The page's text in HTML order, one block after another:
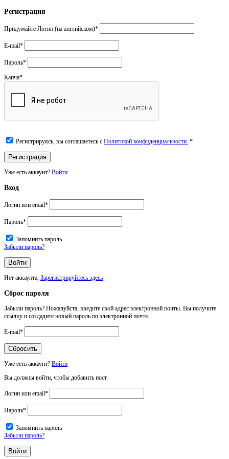
Регистрация
Придумайте Логин (на английском)*
E-mail*
Пароль*
Капча*
Регистрируясь, вы соглашаетесь с Политикой конфиденциальности .*
Уже есть аккаунт? Войти
Вход
Логин или email*
Пароль*
Запомнить пароль
Забыли пароль?
Нет аккаунта, Зарегистрируйтесь здесь
Сброс пароля
Забыли пароль? Пожалуйста, введите свой адрес электронной почты. Вы получите
ссылку и создадите новый пароль по электронной почте.
E-mail*
Уже есть аккаунт? Войти
Вы должны войти, чтобы добавить пост.
Логин или email*
Пароль*
Запомнить пароль
Забыли пароль?